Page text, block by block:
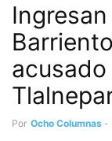
Por Ocho Columnas -